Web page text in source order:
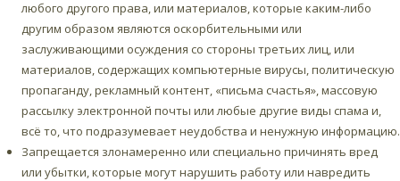
любого другого права, или материалов, которые каким-либо
другим образом являются оскорбительными или
заслуживающими осуждения со стороны третьих лиц, или
материалов, содержащих компьютерные вирусы, политическую
пропаганду, рекламный контент, «письма счастья», массовую
рассылку электронной почты или любые другие виды спама и,
всё то, что подразумевает неудобства и ненужную информацию.
Запрещается злонамеренно или специально причинять вред
или убытки, которые могут нарушить работу или навредить